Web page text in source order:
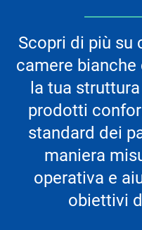
Scopri di più su
camere
la tua
prodotti
standard dei
maniera
operativa e
obiettivi